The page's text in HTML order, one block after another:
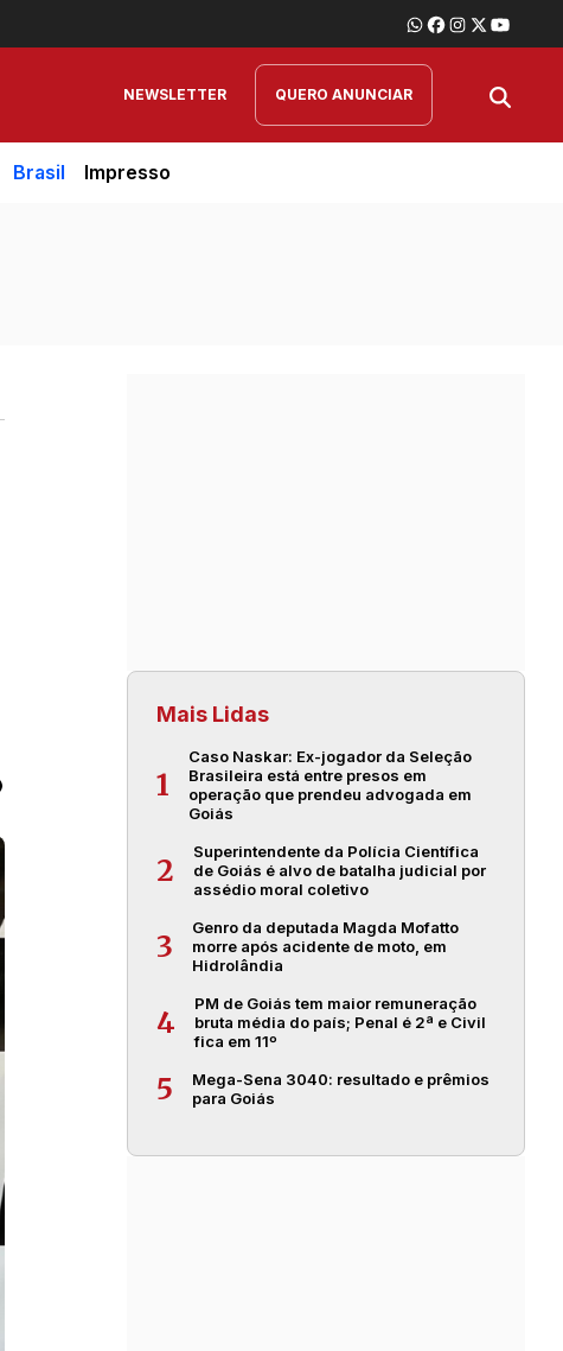
NEWSLETTER QUERO ANUNCIAR
Brasil Impresso
Mais Lidas
1
Caso Naskar: Ex-jogador da Seleção
Brasileira está entre presos em
operação que prendeu advogada em
Goiás
2
Superintendente da Polícia Científica
de Goiás é alvo de batalha judicial por
assédio moral coletivo
3
Genro da deputada Magda Mofatto
morre após acidente de moto, em
Hidrolândia
4
PM de Goiás tem maior remuneração
bruta média do país; Penal é 2ª e Civil
fica em 11º
5
Mega-Sena 3040: resultado e prêmios
para Goiás